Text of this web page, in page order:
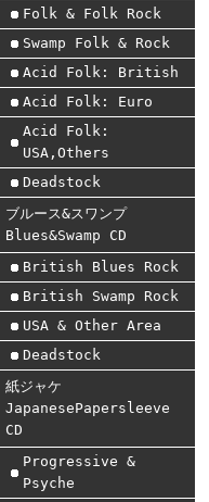
Folk & Folk Rock
Swamp Folk & Rock
Acid Folk: British
Acid Folk: Euro
Acid Folk:
USA,Others
Deadstock
ブルース&スワンプ
Blues&Swamp CD
British Blues Rock
British Swamp Rock
USA & Other Area
Deadstock
紙ジャケ
JapanesePapersleeve
CD
Progressive &
Psyche